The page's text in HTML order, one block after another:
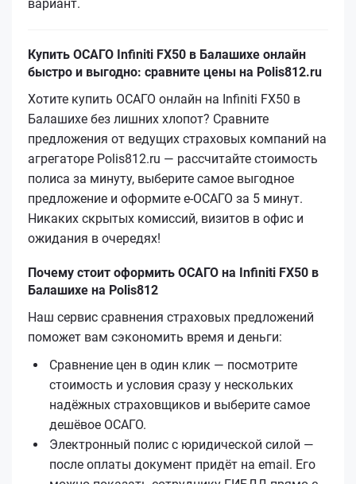
вариант.
Купить ОСАГО Infiniti FX50 в Балашихе онлайн
быстро и выгодно: сравните цены на Polis812.ru
Хотите купить ОСАГО онлайн на Infiniti FX50 в
Балашихе без лишних хлопот? Сравните
предложения от ведущих страховых компаний на
агрегаторе Polis812.ru — рассчитайте стоимость
полиса за минуту, выберите самое выгодное
предложение и оформите е‑ОСАГО за 5 минут.
Никаких скрытых комиссий, визитов в офис и
ожидания в очередях!
Почему стоит оформить ОСАГО на Infiniti FX50 в
Балашихе на Polis812
Наш сервис сравнения страховых предложений
поможет вам сэкономить время и деньги:
Сравнение цен в один клик — посмотрите
стоимость и условия сразу у нескольких
надёжных страховщиков и выберите самое
дешёвое ОСАГО.
Электронный полис с юридической силой —
после оплаты документ придёт на email. Его